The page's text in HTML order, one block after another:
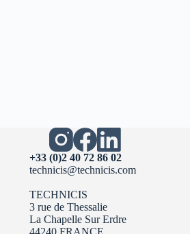
+33 (0)2 40 72 86 02
technicis@technicis.com
TECHNICIS
3 rue de Thessalie
La Chapelle Sur Erdre
44240 FRANCE